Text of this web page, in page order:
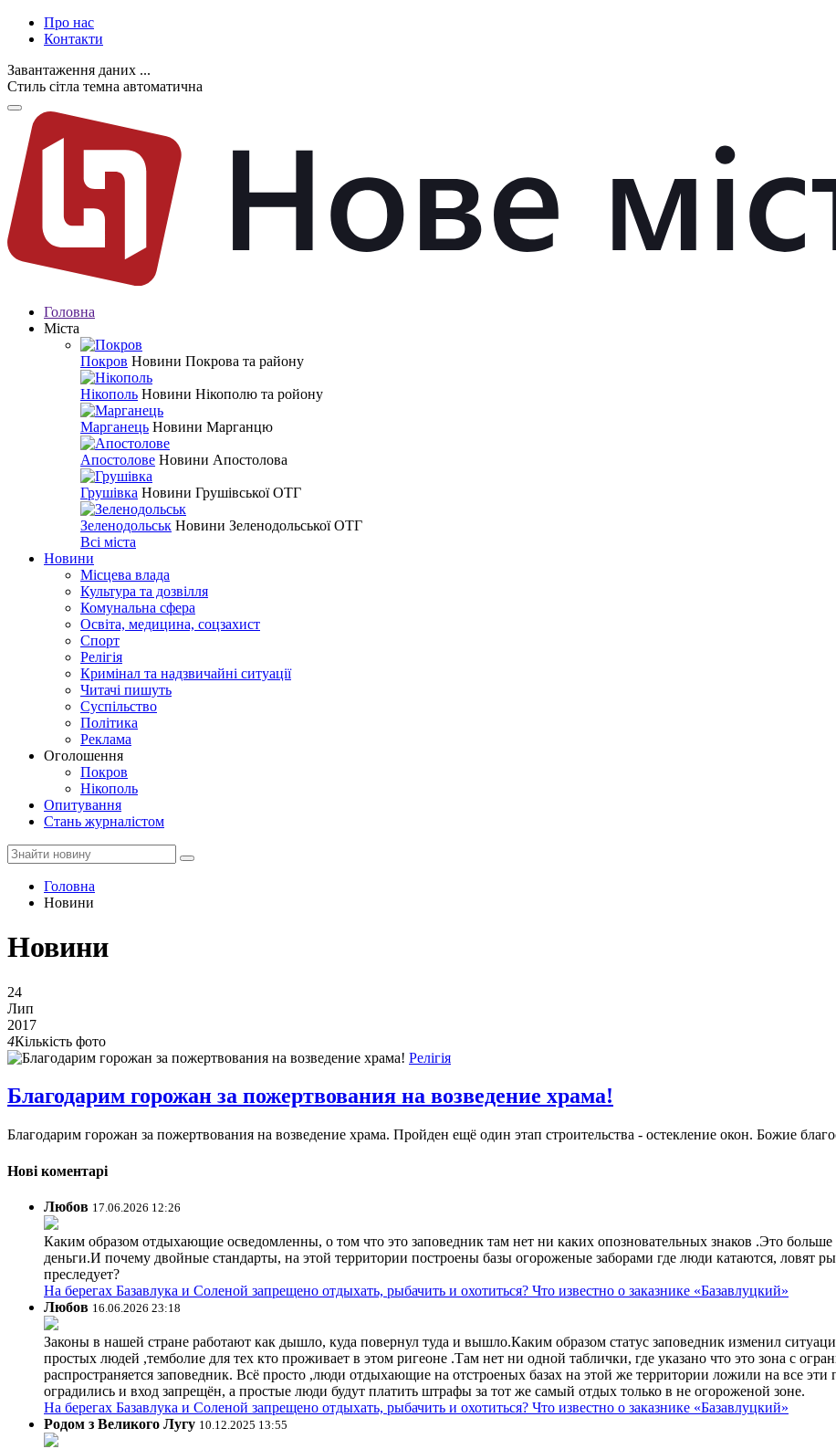
Про нас
Контакти
Завантаження даних ...
Стиль сітла темна автоматична
Головна
Міста
Покров Новини Покрова та району
Нікополь Новини Нікополю та ройону
Марганець Новини Марганцю
Апостолове Новини Апостолова
Грушівка Новини Грушівської ОТГ
Зеленодольськ Новини Зеленодольської ОТГ
Всі міста
Новини
Місцева влада
Культура та дозвілля
Комунальна сфера
Освіта, медицина, соцзахист
Спорт
Релігія
Кримінал та надзвичайні ситуації
Читачі пишуть
Суспільство
Політика
Реклама
Оголошення
Покров
Нікополь
Опитування
Стань журналістом
Головна
Новини
Новини
24
Лип
2017
4Кількість фото
Релігія
Благодарим горожан за пожертвования на возведение храма!
Благодарим горожан за пожертвования на возведение храма. Пройден ещё один этап строительства - остекление окон. Божие
Нові коментарі
Любов 17.06.2026 12:26
Каким образом отдыхающие осведомленны, о том что это заповедник там нет ни каких опозновательных знаков .Это больше
деньги.И почему двойные стандарты, на этой территории построены базы огороженые заборами где люди катаются, ловят
преследует?
На берегах Базавлука и Соленой запрещено отдыхать, рыбачить и охотиться? Что известно о заказнике «Базавлуцкий»
Любов 16.06.2026 23:18
Законы в нашей стране работают как дышло, куда повернул туда и вышло.Каким образом статус заповедник изменил
простых людей ,темболие для тех кто проживает в этом ригеоне .Там нет ни одной таблички, где указано что это зона с
распространяется заповедник. Всё просто ,люди отдыхающие на отстроеных базах на этой же территории ложили на все
оградились и вход запрещён, а простые люди будут платить штрафы за тот же самый отдых только в не огороженой зоне.
На берегах Базавлука и Соленой запрещено отдыхать, рыбачить и охотиться? Что известно о заказнике «Базавлуцкий»
Родом з Великого Лугу 10.12.2025 13:55